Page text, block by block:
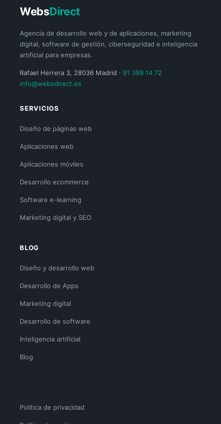
WebsDirect
Agencia de desarrollo web y de aplicaciones, marketing
digital, software de gestión, ciberseguridad e inteligencia
artificial para empresas.
Rafael Herrera 3, 28036 Madrid · 91 399 14 72
info@websdirect.es
SERVICIOS
Diseño de páginas web
Aplicaciones web
Aplicaciones móviles
Desarrollo ecommerce
Software e-learning
Marketing digital y SEO
BLOG
Diseño y desarrollo web
Desarrollo de Apps
Marketing digital
Desarrollo de software
Inteligencia artificial
Blog
Política de privacidad